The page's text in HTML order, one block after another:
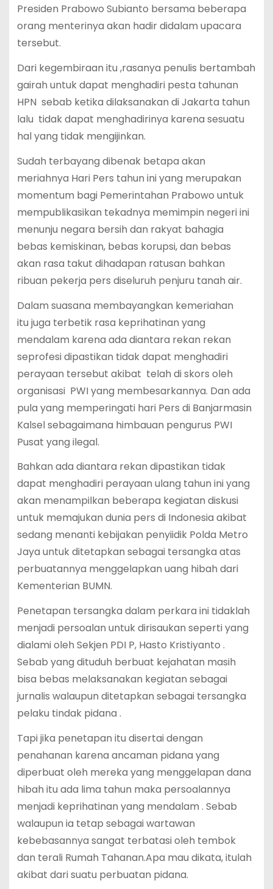
Presiden Prabowo Subianto bersama beberapa
orang menterinya akan hadir didalam upacara
tersebut.
Dari kegembiraan itu ,rasanya penulis bertambah
gairah untuk dapat menghadiri pesta tahunan
HPN sebab ketika dilaksanakan di Jakarta tahun
lalu tidak dapat menghadirinya karena sesuatu
hal yang tidak mengijinkan.
Sudah terbayang dibenak betapa akan
meriahnya Hari Pers tahun ini yang merupakan
momentum bagi Pemerintahan Prabowo untuk
mempublikasikan tekadnya memimpin negeri ini
menunju negara bersih dan rakyat bahagia
bebas kemiskinan, bebas korupsi, dan bebas
akan rasa takut dihadapan ratusan bahkan
ribuan pekerja pers diseluruh penjuru tanah air.
Dalam suasana membayangkan kemeriahan
itu juga terbetik rasa keprihatinan yang
mendalam karena ada diantara rekan rekan
seprofesi dipastikan tidak dapat menghadiri
perayaan tersebut akibat telah di skors oleh
organisasi PWI yang membesarkannya. Dan ada
pula yang memperingati hari Pers di Banjarmasin
Kalsel sebagaimana himbauan pengurus PWI
Pusat yang ilegal.
Bahkan ada diantara rekan dipastikan tidak
dapat menghadiri perayaan ulang tahun ini yang
akan menampilkan beberapa kegiatan diskusi
untuk memajukan dunia pers di Indonesia akibat
sedang menanti kebijakan penyiidik Polda Metro
Jaya untuk ditetapkan sebagai tersangka atas
perbuatannya menggelapkan uang hibah dari
Kementerian BUMN.
Penetapan tersangka dalam perkara ini tidaklah
menjadi persoalan untuk dirisaukan seperti yang
dialami oleh Sekjen PDI P, Hasto Kristiyanto .
Sebab yang dituduh berbuat kejahatan masih
bisa bebas melaksanakan kegiatan sebagai
jurnalis walaupun ditetapkan sebagai tersangka
pelaku tindak pidana .
Tapi jika penetapan itu disertai dengan
penahanan karena ancaman pidana yang
diperbuat oleh mereka yang menggelapan dana
hibah itu ada lima tahun maka persoalannya
menjadi keprihatinan yang mendalam . Sebab
walaupun ia tetap sebagai wartawan
kebebasannya sangat terbatasi oleh tembok
dan terali Rumah Tahanan.Apa mau dikata, itulah
akibat dari suatu perbuatan pidana.